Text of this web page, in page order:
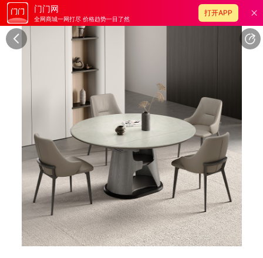
门门网
全网商城一网打尽 价格趋势一目了然
打开APP